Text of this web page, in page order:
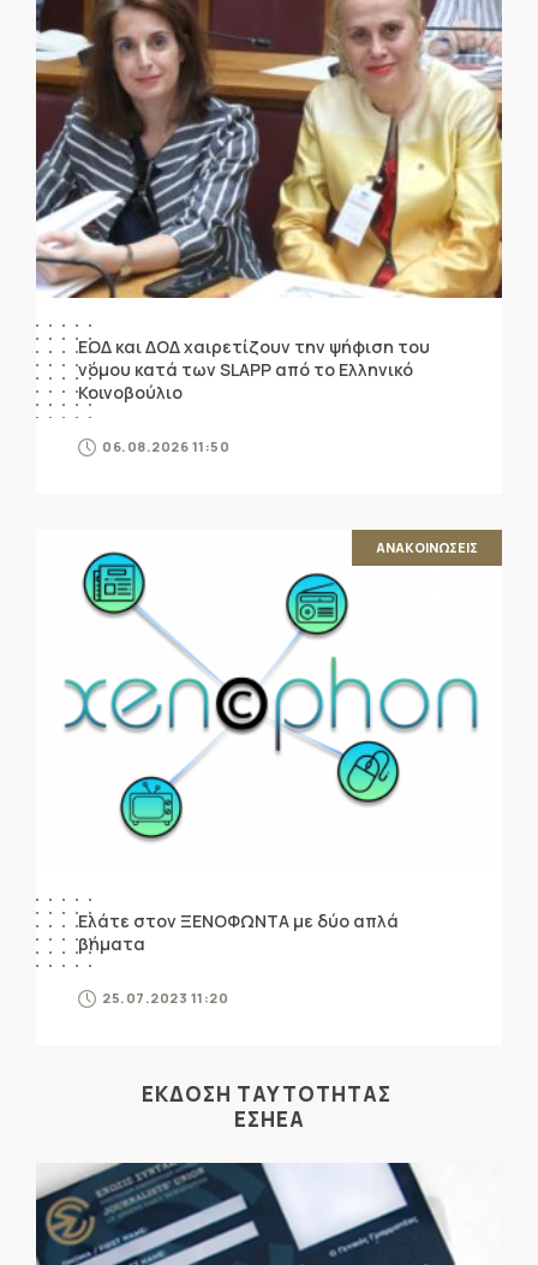
ΕΟΔ και ΔΟΔ χαιρετίζουν την ψήφιση του
νόμου κατά των SLAPP από το Ελληνικό
Κοινοβούλιο
06.08.2026 11:50
ΑΝΑΚΟΙΝΩΣΕΙΣ
Ελάτε στον ΞΕΝΟΦΩΝΤΑ με δύο απλά
βήματα
25.07.2023 11:20
ΕΚΔΟΣΗ ΤΑΥΤΟΤΗΤΑΣ
ΕΣΗΕΑ